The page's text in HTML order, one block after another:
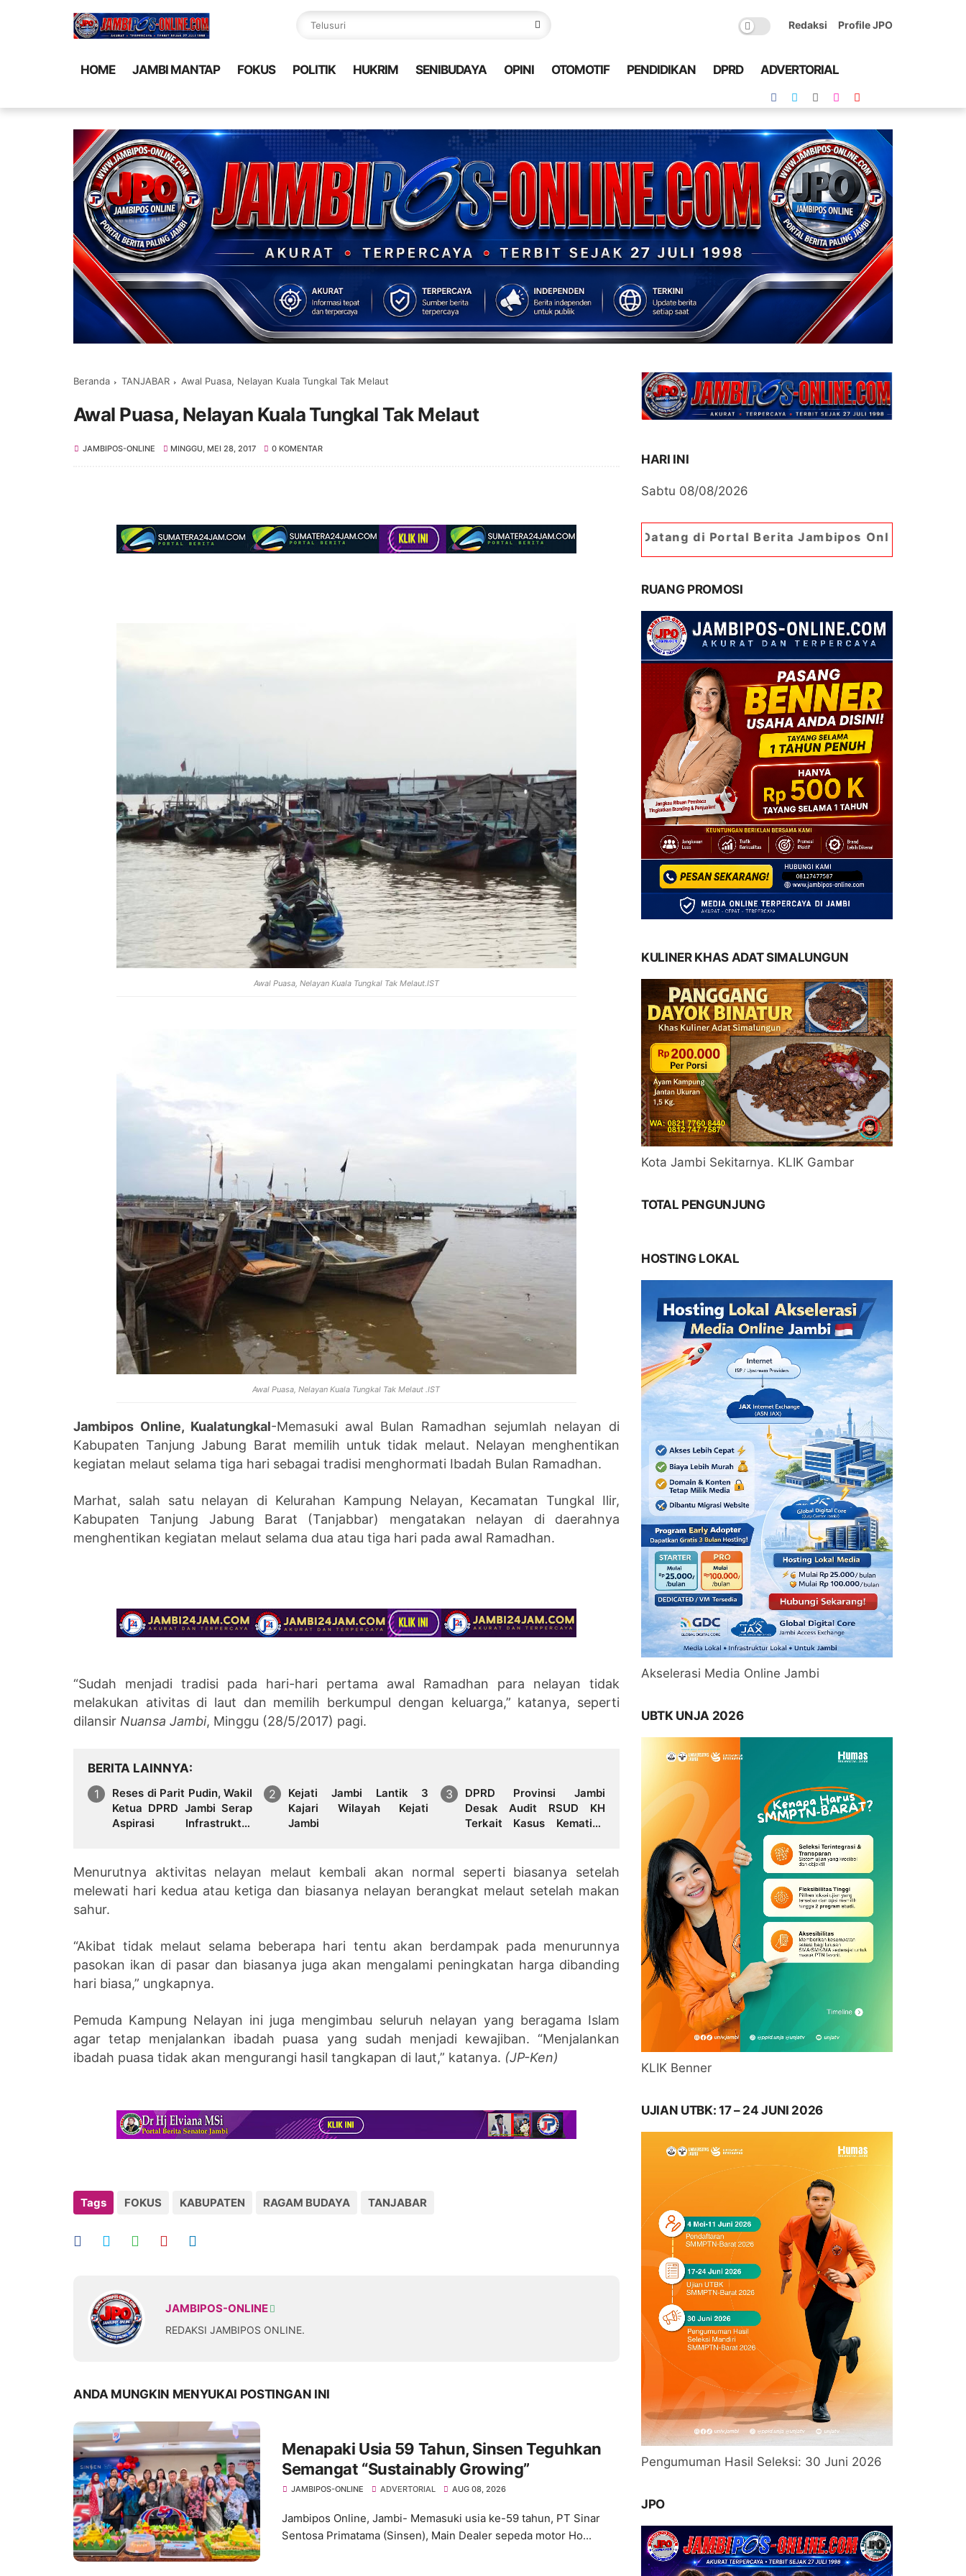
Redaksi Profile JPO
HOME JAMBI MANTAP FOKUS POLITIK HUKRIM SENIBUDAYA OPINI OTOMOTIF PENDIDIKAN DPRD ADVERTORIAL
Beranda TANJABAR Awal Puasa, Nelayan Kuala Tungkal Tak Melaut
Awal Puasa, Nelayan Kuala Tungkal Tak Melaut
JAMBIPOS-ONLINE MINGGU, MEI 28, 2017 0 KOMENTAR
Awal Puasa, Nelayan Kuala Tungkal Tak Melaut.IST
Awal Puasa, Nelayan Kuala Tungkal Tak Melaut .IST
Jambipos Online, Kualatungkal-Memasuki awal Bulan Ramadhan sejumlah nelayan di
Kabupaten Tanjung Jabung Barat memilih untuk tidak melaut. Nelayan menghentikan
kegiatan melaut selama tiga hari sebagai tradisi menghormati Ibadah Bulan Ramadhan.
Marhat, salah satu nelayan di Kelurahan Kampung Nelayan, Kecamatan Tungkal Ilir,
Kabupaten Tanjung Jabung Barat (Tanjabbar) mengatakan nelayan di daerahnya
menghentikan kegiatan melaut selama dua atau tiga hari pada awal Ramadhan.
“Sudah menjadi tradisi pada hari-hari pertama awal Ramadhan para nelayan tidak
melakukan ativitas di laut dan memilih berkumpul dengan keluarga,” katanya, seperti
dilansir Nuansa Jambi, Minggu (28/5/2017) pagi.
BERITA LAINNYA
Reses di Parit Pudin, Wakil
Ketua DPRD Jambi Serap
Aspirasi Infrastruktur
Kejati Jambi Lantik 3
Kajari Wilayah Kejati
Jambi
DPRD Provinsi Jambi
Desak Audit RSUD KH
Terkait Kasus Kematian
Menurutnya aktivitas nelayan melaut kembali akan normal seperti biasanya setelah
melewati hari kedua atau ketiga dan biasanya nelayan berangkat melaut setelah makan
sahur.
“Akibat tidak melaut selama beberapa hari tentu akan berdampak pada menurunnya
pasokan ikan di pasar dan biasanya juga akan mengalami peningkatan harga dibanding
hari biasa,” ungkapnya.
Pemuda Kampung Nelayan ini juga mengimbau seluruh nelayan yang beragama Islam
agar tetap menjalankan ibadah puasa yang sudah menjadi kewajiban. “Menjalankan
ibadah puasa tidak akan mengurangi hasil tangkapan di laut,” katanya. (JP-Ken)
Tags FOKUS KABUPATEN RAGAM BUDAYA TANJABAR
JAMBIPOS-ONLINE
REDAKSI JAMBIPOS ONLINE.
ANDA MUNGKIN MENYUKAI POSTINGAN INI
Menapaki Usia 59 Tahun, Sinsen Teguhkan
Semangat “Sustainably Growing”
JAMBIPOS-ONLINE ADVERTORIAL AUG 08, 2026
Jambipos Online, Jambi- Memasuki usia ke-59 tahun, PT Sinar
Sentosa Primatama (Sinsen), Main Dealer sepeda motor Ho...
HARI INI
Sabtu 08/08/2026
Selamat Datang di Portal Berita Jambipos Online. Portal Berita Paling
RUANG PROMOSI
KULINER KHAS ADAT SIMALUNGUN
Kota Jambi Sekitarnya. KLIK Gambar
TOTAL PENGUNJUNG
HOSTING LOKAL
Akselerasi Media Online Jambi
UBTK UNJA 2026
KLIK Benner
UJIAN UTBK: 17 – 24 JUNI 2026
Pengumuman Hasil Seleksi: 30 Juni 2026
JPO